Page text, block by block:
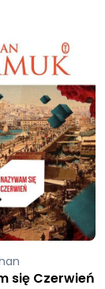
się Czerwień